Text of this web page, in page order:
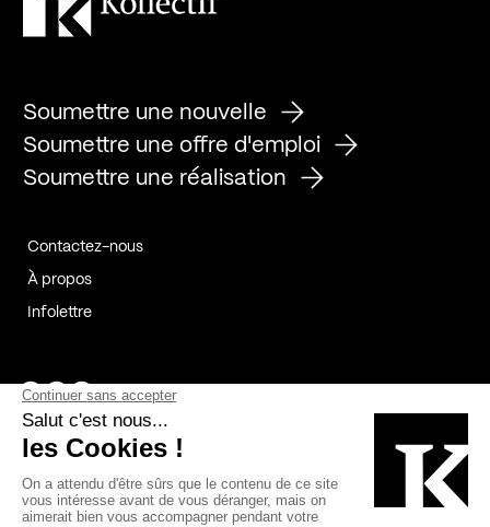
Soumettre une nouvelle
Soumettre une offre d'emploi
Soumettre une réalisation
Contactez-nous
À propos
Infolettre
Page Facebook de Kollectif
Page Instagram de Kollectif
Page Linkedin de Kollectif